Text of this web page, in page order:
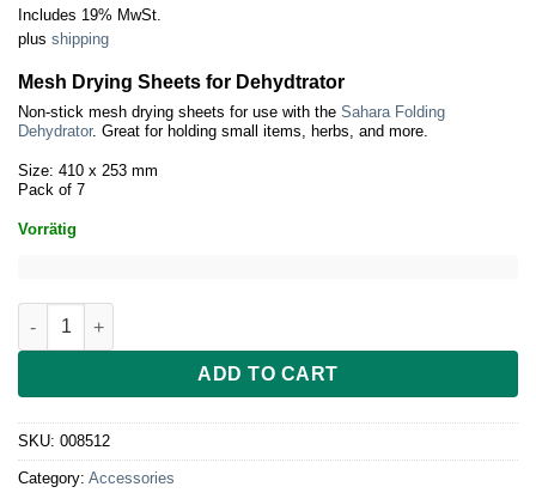
Includes 19% MwSt.
plus shipping
Mesh Drying Sheets for Dehydtrator
Non-stick mesh drying sheets for use with the Sahara Folding
Dehydrator. Great for holding small items, herbs, and more.
Size: 410 x 253 mm
Pack of 7
Vorrätig
Mesh Drying Sheets (410 x 253 mm) for Sahara quantity
ADD TO CART
SKU: 008512
Category: Accessories